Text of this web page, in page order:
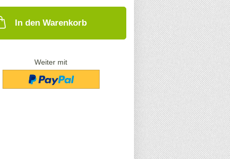
In den Warenkorb
Weiter mit